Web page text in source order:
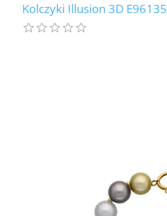
Kolczyki Illusion 3D E96135